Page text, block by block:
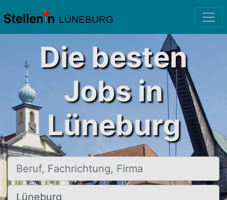
LÜNEBURG
Die besten
Jobs in
Lüneburg
Beruf, Fachrichtung, Firma
Ort, Stadt